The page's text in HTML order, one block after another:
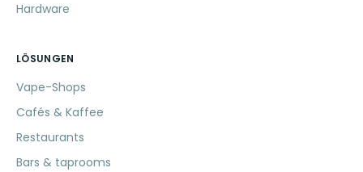
Hardware
LÖSUNGEN
Vape-Shops
Cafés & Kaffee
Restaurants
Bars & taprooms